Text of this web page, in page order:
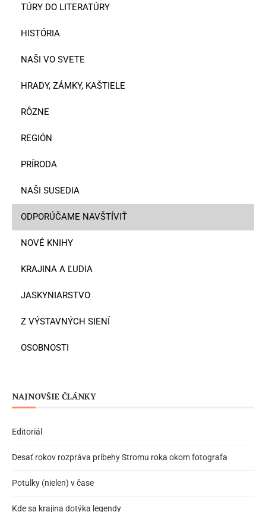
TÚRY DO LITERATÚRY
HISTÓRIA
NAŠI VO SVETE
HRADY, ZÁMKY, KAŠTIELE
RÔZNE
REGIÓN
PRÍRODA
NAŠI SUSEDIA
ODPORÚČAME NAVŠTÍVIŤ
NOVÉ KNIHY
KRAJINA A ĽUDIA
JASKYNIARSTVO
Z VÝSTAVNÝCH SIENÍ
OSOBNOSTI
NAJNOVŠIE ČLÁNKY
Editoriál
Desať rokov rozpráva príbehy Stromu roka okom fotografa
Potulky (nielen) v čase
Kde sa krajina dotýka legendy